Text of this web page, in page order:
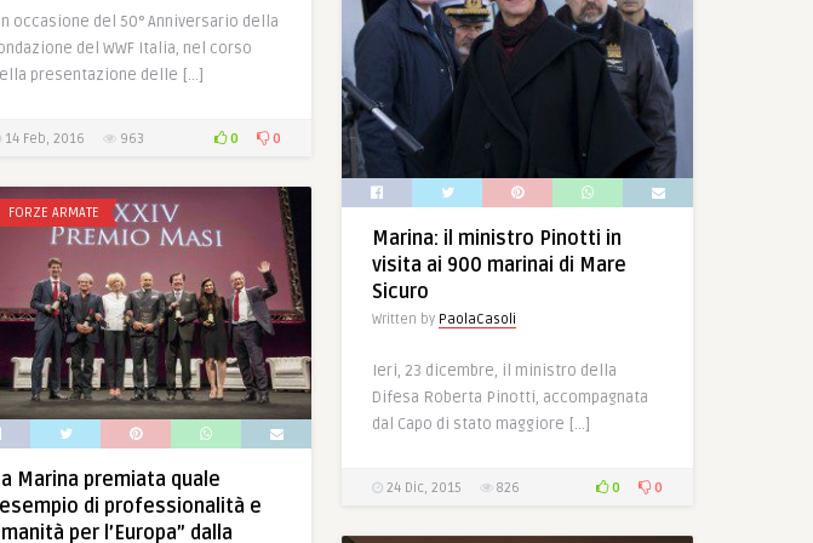
occasione del 50° Anniversario della
del WWF Italia, nel corso
presentazione delle […]
14 Feb, 2016 963 0 0
Marina: il ministro Pinotti in
visita ai 900 marinai di Mare
Sicuro
Written by PaolaCasoli
Ieri, 23 dicembre, il ministro della
Difesa Roberta Pinotti, accompagnata
dal Capo di stato maggiore […]
24 Dic, 2015 826 0 0
FORZE ARMATE
Marina premiata quale
di professionalità e
per l’Europa” dalla